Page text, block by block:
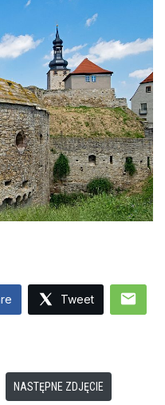
Tweet mail
NASTĘPNE ZDJĘCIE